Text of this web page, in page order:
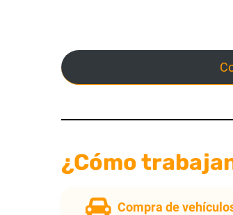
¿Cómo
Compra de